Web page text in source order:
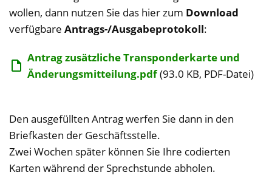
wollen, dann nutzen Sie das hier zum Download
verfügbare Antrags-/Ausgabeprotokoll:
Antrag zusätzliche Transponderkarte und
Änderungsmitteilung.pdf(93.0 KB, PDF-Datei)
Den ausgefüllten Antrag werfen Sie dann in den
Briefkasten der Geschäftsstelle.
Zwei Wochen später können Sie Ihre codierten
Karten während der Sprechstunde abholen.